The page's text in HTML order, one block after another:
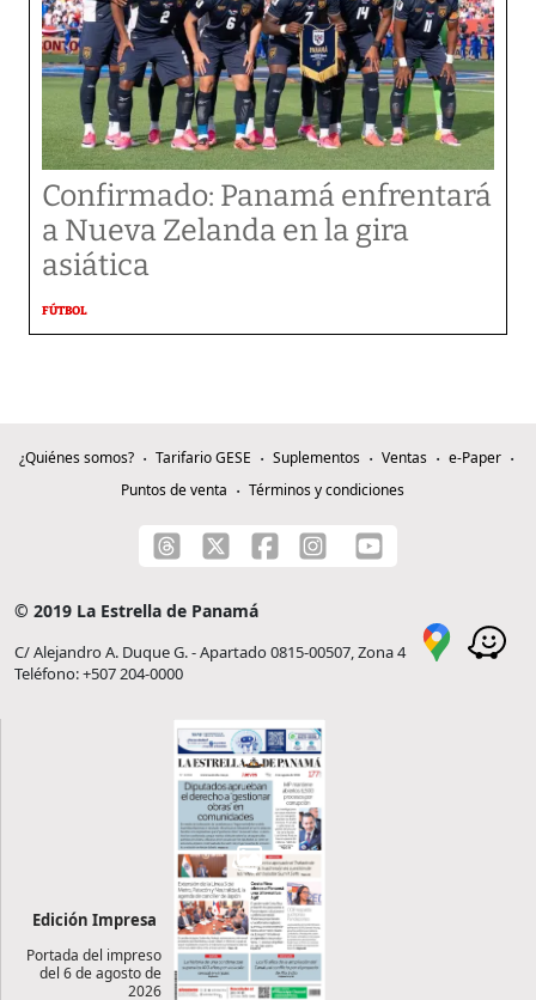
Confirmado: Panamá enfrentará
a Nueva Zelanda en la gira
asiática
FÚTBOL
¿Quiénes somos? Tarifario GESE Suplementos Ventas
e-Paper
Puntos de venta
Términos y condiciones
© 2019 La Estrella de Panamá
C/ Alejandro A. Duque G. - Apartado 0815-00507, Zona 4
Teléfono: +507 204-0000
Edición Impresa
Portada del impreso
del 6 de agosto de
2026